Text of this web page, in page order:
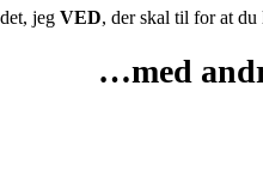
det, jeg VED, der skal til for at du
…med